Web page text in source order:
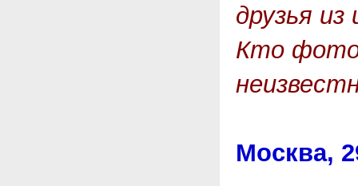
друзья
Кто
Москва,